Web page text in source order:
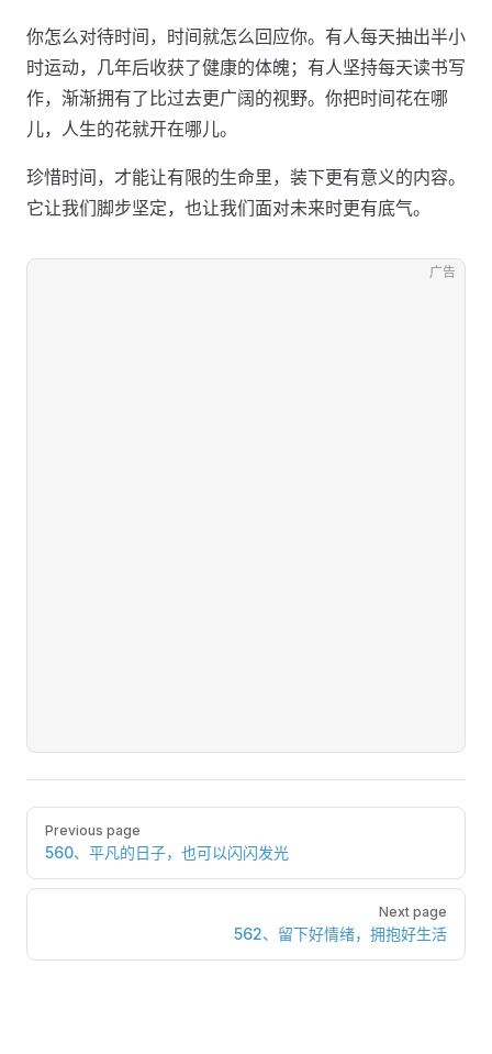
你怎么对待时间，时间就怎么回应你。有人每天抽出半小
时运动，几年后收获了健康的体魄；有人坚持每天读书写
作，渐渐拥有了比过去更广阔的视野。你把时间花在哪
儿，人生的花就开在哪儿。
珍惜时间，才能让有限的生命里，装下更有意义的内容。
它让我们脚步坚定，也让我们面对未来时更有底气。
广告
Pager
Previous page
560、平凡的日子，也可以闪闪发光
Next page
562、留下好情绪，拥抱好生活